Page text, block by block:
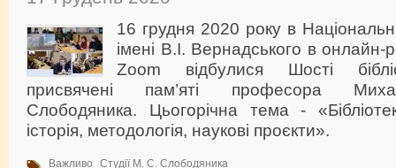
16 грудня 2020 року в
імені В.І. Вернадського в
Zoom відбулися Шості
присвячені пам’яті професора
Слободяника. Цьогорічна тема -
історія, методологія, наукові проєкти».
Важливо Студії М. С. Слободяника